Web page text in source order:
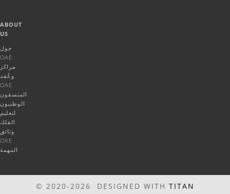
ABOUT
US
حول
OAE
مراكز
وعُقد
OAE
المنسقون
الوطنيون
لتعليم
الفلك
وثائق
OAE
المهمة
© 2020-2026 DESIGNED WITH TITAN